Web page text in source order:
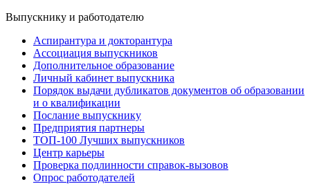
Выпускнику и работодателю
Аспирантура и докторантура
Ассоциация выпускников
Дополнительное образование
Личный кабинет выпускника
Порядок выдачи дубликатов документов об образовании
и о квалификации
Послание выпускнику
Предприятия партнеры
ТОП-100 Лучших выпускников
Центр карьеры
Проверка подлинности справок-вызовов
Опрос работодателей